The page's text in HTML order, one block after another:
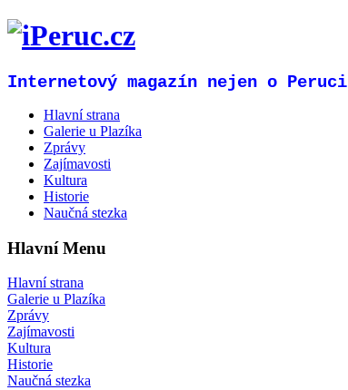
Internetový magazín nejen o Peruci
Hlavní strana
Galerie u Plazíka
Zprávy
Zajímavosti
Kultura
Historie
Naučná stezka
Hlavní Menu
Hlavní strana
Galerie u Plazíka
Zprávy
Zajímavosti
Kultura
Historie
Naučná stezka